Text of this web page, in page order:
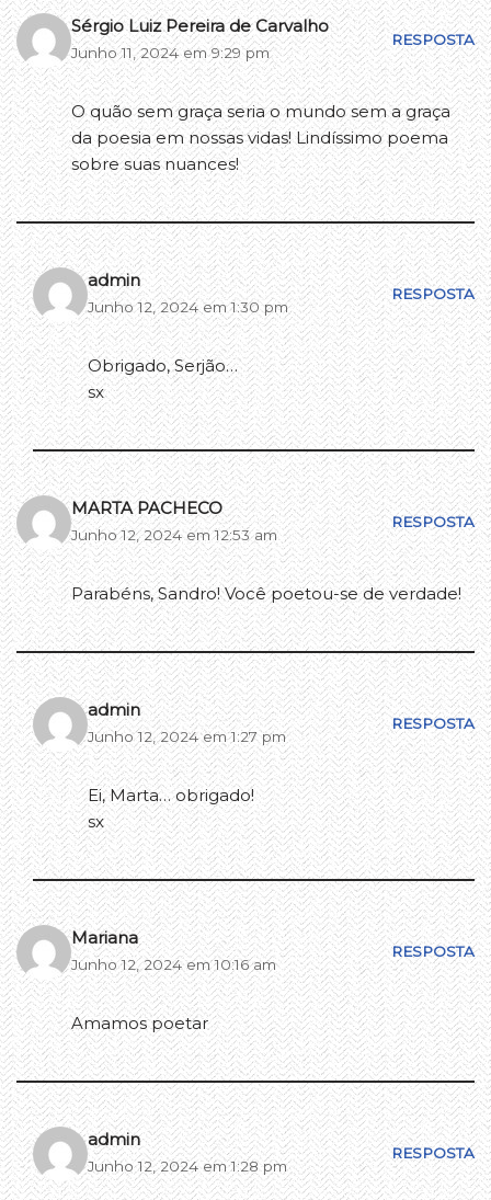
Sérgio Luiz Pereira de Carvalho
Junho 11, 2024 em 9:29 pm
RESPOSTA
O quão sem graça seria o mundo sem a graça
da poesia em nossas vidas! Lindíssimo poema
sobre suas nuances!
admin
Junho 12, 2024 em 1:30 pm
RESPOSTA
Obrigado, Serjão…
sx
MARTA PACHECO
Junho 12, 2024 em 12:53 am
RESPOSTA
Parabéns, Sandro! Você poetou-se de verdade!
admin
Junho 12, 2024 em 1:27 pm
RESPOSTA
Ei, Marta… obrigado!
sx
Mariana
Junho 12, 2024 em 10:16 am
RESPOSTA
Amamos poetar
admin
Junho 12, 2024 em 1:28 pm
RESPOSTA